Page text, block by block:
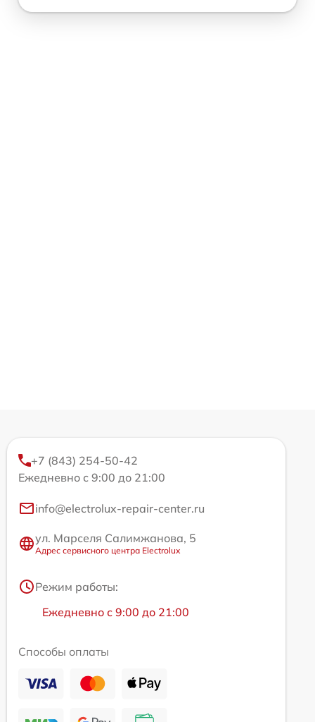
+7 (843) 254-50-42
Ежедневно с 9:00 до 21:00
info@electrolux-repair-center.ru
ул. Марселя Салимжанова, 5
Адрес сервисного центра Electrolux
Режим работы:
Ежедневно с 9:00 до 21:00
Способы оплаты